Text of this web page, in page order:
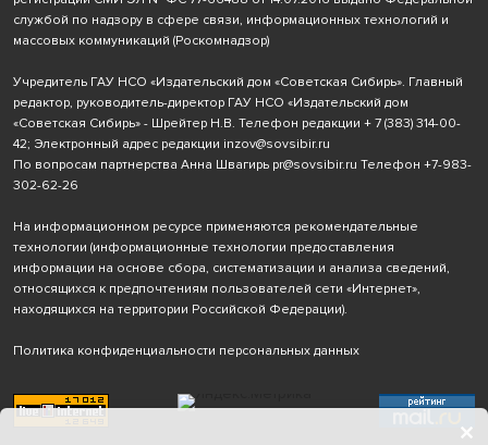
службой по надзору в сфере связи, информационных технологий и
массовых коммуникаций (Роскомнадзор)
Учредитель ГАУ НСО «Издательский дом «Советская Сибирь». Главный
редактор, руководитель-директор ГАУ НСО «Издательский дом
«Советская Сибирь» - Шрейтер Н.В. Телефон редакции + 7 (383) 314-00-
42; Электронный адрес редакции inzov@sovsibir.ru
По вопросам партнерства Анна Швагирь pr@sovsibir.ru Телефон +7-983-
302-62-26
На информационном ресурсе применяются рекомендательные
технологии (информационные технологии предоставления
информации на основе сбора, систематизации и анализа сведений,
относящихся к предпочтениям пользователей сети «Интернет»,
находящихся на территории Российской Федерации).
Политика конфиденциальности персональных данных